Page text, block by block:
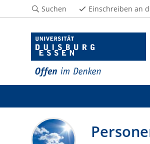
Suchen Einschreiben an